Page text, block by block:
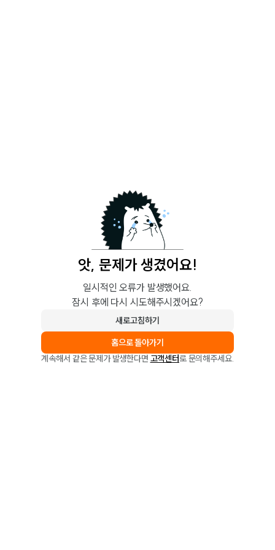
앗, 문제가 생겼어요!
일시적인 오류가 발생했어요.
잠시 후에 다시 시도해주시겠어요?
새로고침하기
홈으로 돌아가기
계속해서 같은 문제가 발생한다면 고객센터로 문의해주세요.